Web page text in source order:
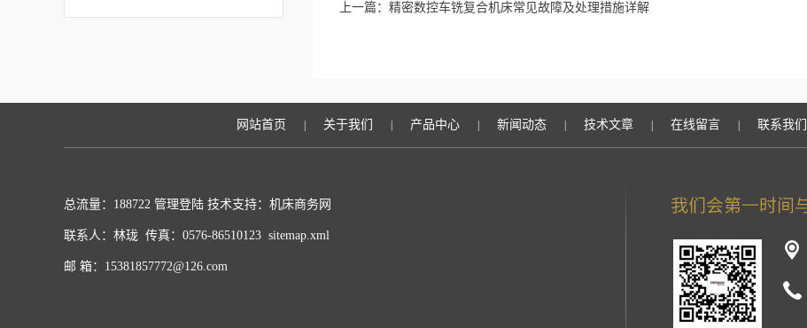
上一篇： 精密数控车铣复合机床常见故障及处理措施详解
网站首页 关于我们 产品中心 新闻动态 技术文章 在线留言 联系我们
总流量：188722 管理登陆 技术支持： 机床商务网
联系人：林珑 传真：0576-86510123 sitemap.xml
邮 箱：15381857772@126.com